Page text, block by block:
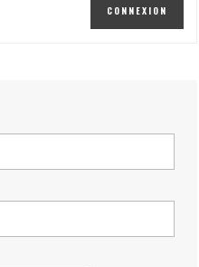
CONNEXION